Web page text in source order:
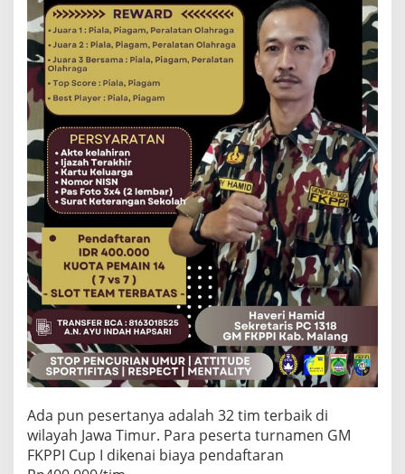
Ada pun pesertanya adalah 32 tim terbaik di
wilayah Jawa Timur. Para peserta turnamen GM
FKPPI Cup I dikenai biaya pendaftaran